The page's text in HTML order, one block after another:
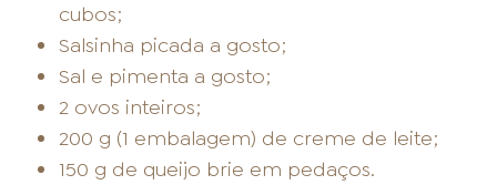
cubos;
Salsinha picada a gosto;
Sal e pimenta a gosto;
2 ovos inteiros;
200 g (1 embalagem) de creme de leite;
150 g de queijo brie em pedaços.